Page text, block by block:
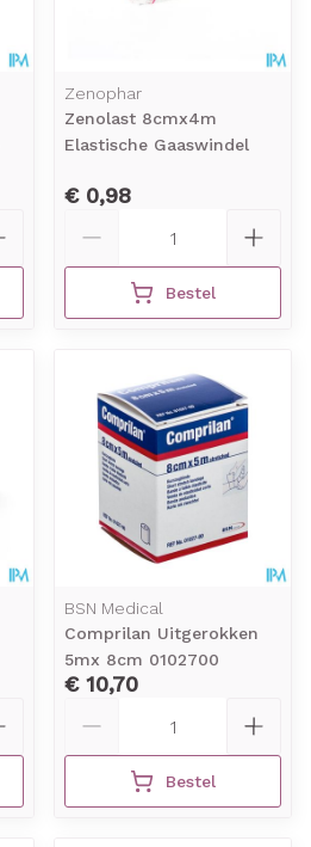
Zenophar
Zenolast 8cmx4m
Elastische Gaaswindel
€ 0,98
Bestel
BSN Medical
Comprilan Uitgerokken
5mx 8cm 0102700
€ 10,70
Bestel